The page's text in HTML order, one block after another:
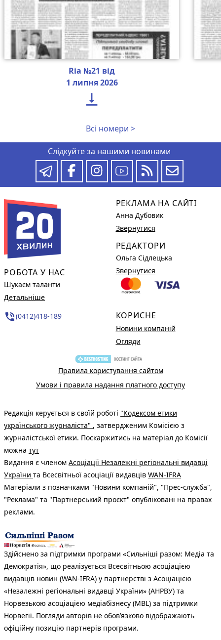
Ria №21 від
1 липня 2026

Всі номери >
Слідкуйте за нашими новинами
РОБОТА У НАС
Шукаєм таланти
Детальніше
phone_in_talk(0412)418-189
РЕКЛАМА НА САЙТІ
Анна Дубовик
Звернутися
РЕДАКТОРИ
Ольга Сідлецька
Звернутися
КОРИСНЕ
Новини компаній
Огляди
Правила користування сайтом
Умови і правила надання платного доступу
Редакція керується в своїй роботі "Кодексом етики
українського журналіста" , затвердженим Комісією з
журналістської етики. Поскаржитись на матеріал до Комісії
можна тут
Видання є членом Асоціації Незалежні регіональні видавці
України та Всесвітньої асоціації видавців WAN-IFRA
Матеріали з позначками "Новини компаній", "Прес-служба",
"Реклама" та "Партнерський проєкт" опубліковані на правах
реклами.
Здійснено за підтримки програми «Сильніші разом: Медіа та
Демократія», що реалізується Всесвітньою асоціацією
видавців новин (WAN-IFRA) у партнерстві з Асоціацією
«Незалежні регіональні видавці України» (АНРВУ) та
Норвезькою асоціацією медіабізнесу (MBL) за підтримки
Норвегії. Погляди авторів не обов’язково відображають
офіційну позицію партнерів програми.